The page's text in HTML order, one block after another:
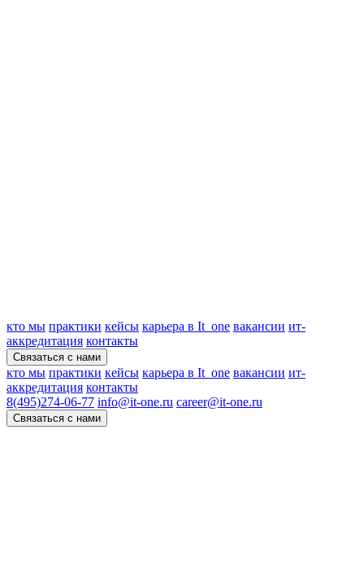
кто мы практики кейсы карьера в It_one вакансии ит-
аккредитация контакты
Связаться с нами
кто мы практики кейсы карьера в It_one вакансии ит-
аккредитация контакты
8(495)274-06-77 info@it-one.ru career@it-one.ru
Связаться с нами